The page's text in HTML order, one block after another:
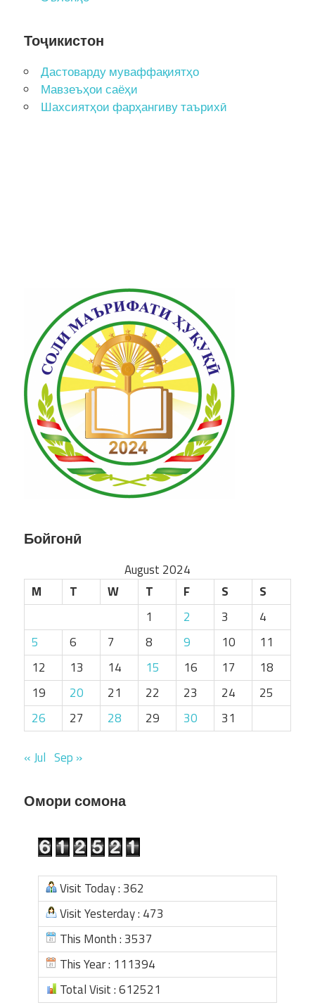
Тоҷикистон
Дастоварду муваффақиятҳо
Мавзеъҳои саёҳи
Шахсиятҳои фарҳангиву таърихӣ
Бойгонӣ
August 2024
M
T W T F S
S
1
2 3
4
5
6 7 8 9 10
11
12
13 14 15 16 17
18
19
20 21 22 23 24
25
26
27 28 29 30 31
« Jul Sep »
Омори сомона
Visit Today : 362
Visit Yesterday : 473
This Month : 3537
This Year : 111394
Total Visit : 612521